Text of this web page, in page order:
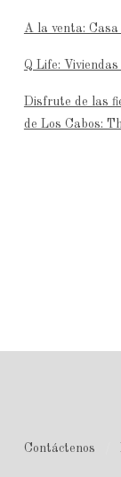
A la venta:
Q Life:
Disfrute de las
de Los Cabos:
Contáctenos